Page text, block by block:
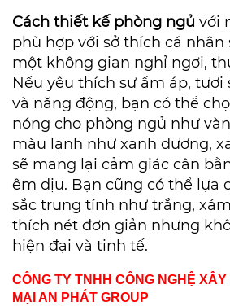
Cách thiết kế phòng ngủ với
phù hợp với sở thích cá nhân
một không gian nghỉ ngơi,
Nếu yêu thích sự ấm áp, tươi
và năng động, bạn có thể
nóng cho phòng ngủ như
màu lạnh như xanh dương,
sẽ mang lại cảm giác cân
êm dịu. Bạn cũng có thể lựa
sắc trung tính như trắng,
thích nét đơn giản nhưng
hiện đại và tinh tế.
CÔNG TY TNHH CÔNG NGHỆ
MẠI AN PHÁT GROUP